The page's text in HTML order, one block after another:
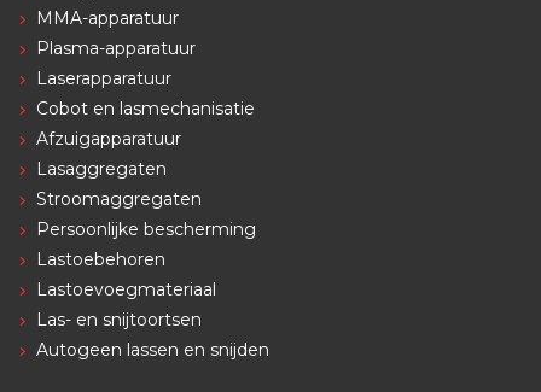
MMA-apparatuur
Plasma-apparatuur
Laserapparatuur
Cobot en lasmechanisatie
Afzuigapparatuur
Lasaggregaten
Stroomaggregaten
Persoonlijke bescherming
Lastoebehoren
Lastoevoegmateriaal
Las- en snijtoortsen
Autogeen lassen en snijden